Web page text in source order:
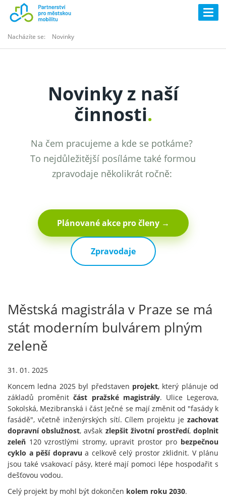
Nacházíte se: Novinky
Novinky z naší
činnosti.
Na čem pracujeme a kde se potkáme?
To nejdůležitější posíláme také formou
zpravodaje několikrát ročně:
Plánované akce pro členy →
Zpravodaje
Městská magistrála v Praze se má
stát moderním bulvárem plným
zeleně
31. 01. 2025
Koncem ledna 2025 byl představen projekt, který plánuje od
základů proměnitčást pražské magistrály. Ulice Legerova,
Sokolská, Mezibranská i část Ječné se mají změnit od "fasády k
fasádě", včetně inženýrských sítí. Cílem projektu je zachovat
dopravní obslužnost, avšak zlepšit životní prostředí,doplnit
zeleň 120 vzrostlými stromy, upravit prostor pro bezpečnou
cyklo a pěší dopravu a celkově celý prostor zklidnit. V plánu
jsou také vsakovací pásy, které mají pomoci lépe hospodařit s
dešťovou vodou.
Celý projekt by mohl být dokončen kolem roku 2030.